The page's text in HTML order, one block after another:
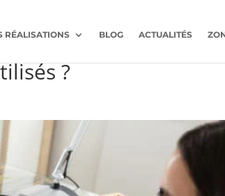
RÉALISATIONS BLOG ACTUALITÉS
?